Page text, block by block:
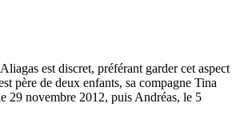
est discret, préférant garder cet aspect
père de deux enfants, sa compagne Tina
29 novembre 2012, puis Andréas, le 5